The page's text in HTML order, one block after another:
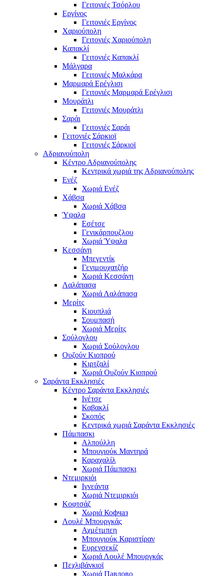
Γειτονιές Τσόρλου
Εργίνος
Γειτονιές Εργίνος
Χαριούπολη
Γειτονιές Χαριούπολη
Καπακλί
Γειτονιές Καπακλί
Μάλγαρα
Γειτονιές Μαλκάρα
Μαρμαρά Ερέγλισι
Γειτονιές Μαρμαρά Ερέγλισι
Μουράτλι
Γειτονιές Μουράτλι
Σαράι
Γειτονιές Σαράι
Γειτονιές Σάρκιοϊ
Γειτονιές Σάρκιοϊ
Αδριανούπολη
Κέντρο Αδριανούπολης
Κεντρικά χωριά της Αδριανούπολης
Ενέζ
Χωριά Ενέζ
Χάβσα
Χωριά Χάβσα
Ύψαλα
Εσέτσε
Γενικάρπουζλου
Χωριά Ύψαλα
Κεσσάνη
Μπεγεντίκ
Γενιμουχατζήρ
Χωριά Κεσσάνη
Λαλάπασα
Χωριά Λαλάπασα
Μερίτς
Κιουπλιά
Σουμπασή
Χωριά Μερίτς
Σούλογλου
Χωριά Σούλογλου
Ουζούν Κιοπρού
Κιρτζαλί
Χωριά Ουζούν Κιοπρού
Σαράντα Εκκλησιές
Κέντρο Σαράντα Εκκλησιές
Ινέτσε
Καβακλί
Σκοπός
Κεντρικά χωριά Σαράντα Εκκλησιές
Πάμπασκι
Αλπούλλη
Μπουγιούκ Μαντηρά
Καραχαλίλ
Χωριά Πάμπασκι
Ντεμιρκιόι
Ιγνεάντα
Χωριά Ντεμιρκιόι
Κοφτσάζ
Χωριά Кофчаз
Λουλέ Μπουργκάς
Αχμέτμπεη
Μπουγιούκ Καριστίραν
Ευρενσεκίζ
Χωριά Λουλέ Μπουργκάς
Πεχλιβάνκιοϊ
Χωριά Павлово